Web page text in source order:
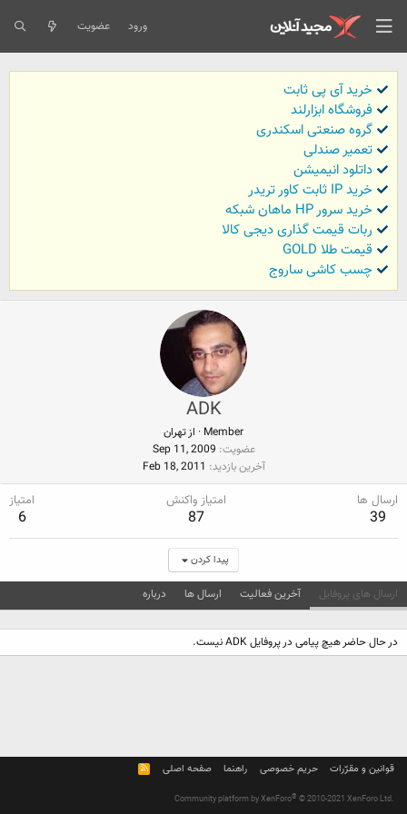
ورود عضویت
خرید آی پی ثابت
فروشگاه ابزارلند
گروه صنعتی اسکندری
تعمیر صندلی
داتلود انیمیشن
خرید IP ثابت کاور تریدر
خرید سرور HP ماهان شبکه
ربات قیمت گذاری دیجی کالا
قیمت طلا GOLD
چسب کاشی ساروج
ADK
Member
· ازتهران
عضویت Sep 11, 2009
آخرین بازدید Feb 18, 2011
ارسال ها
39
امتیاز واکنش
87
امتیاز
6
پیدا کردن
ارسال های پروفایل آخرین فعالیت ارسال ها درباره
در حال حاضر هیچ پیامی در پروفایل ADK نیست.
قوانین و مقرّرات حریم خصوصی راهنما صفحه اصلی
R
S
Community platform by XenForo® © 2010-2021 XenForo Ltd.